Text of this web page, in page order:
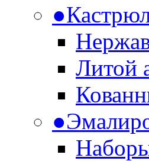
●
Литой
●